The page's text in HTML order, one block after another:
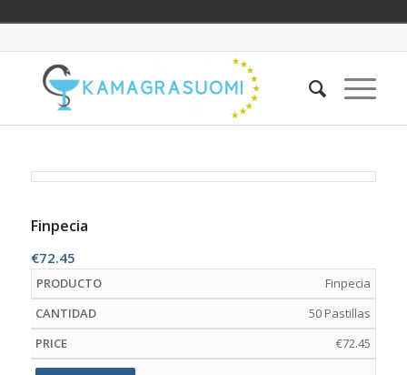
Finpecia
€72.45
Finpecia
50 Pastillas
€72.45